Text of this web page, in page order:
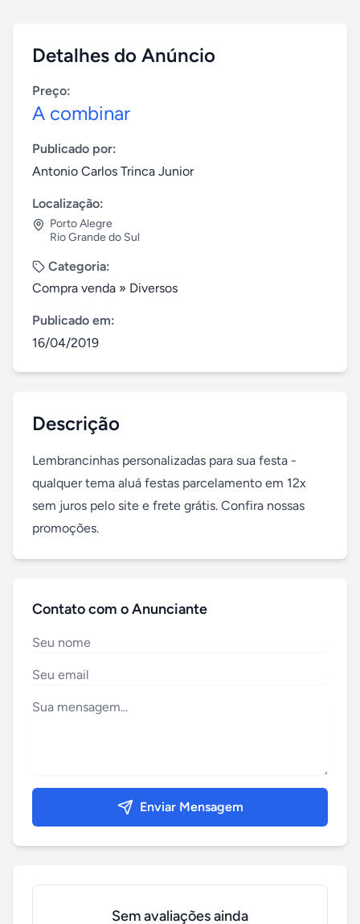
Detalhes do Anúncio
Preço:
A combinar
Publicado por:
Antonio Carlos Trinca Junior
Localização:
Porto Alegre
Rio Grande do Sul
Categoria:
Compra venda » Diversos
Publicado em:
16/04/2019
Descrição
Lembrancinhas personalizadas para sua festa -
qualquer tema aluá festas parcelamento em 12x
sem juros pelo site e frete grátis. Confira nossas
promoções.
Contato com o Anunciante
Enviar Mensagem
Sem avaliações ainda